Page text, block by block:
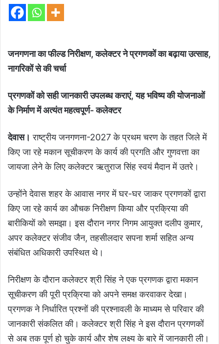
जनगणना का फील्ड निरीक्षण, कलेक्टर ने प्रगणकों का बढ़ाया उत्साह,
नागरिकों से की चर्चा
प्रगणकों को सही जानकारी उपलब्ध कराएं, यह भविष्य की योजनाओं
के निर्माण में अत्यंत महत्वपूर्ण- कलेक्टर
देवास। राष्ट्रीय जनगणना-2027 के प्रथम चरण के तहत जिले में
किए जा रहे मकान सूचीकरण के कार्य की प्रगति और गुणवत्ता का
जायजा लेने के लिए कलेक्टर ऋतुराज सिंह स्वयं मैदान में उतरे।
उन्होंने देवास शहर के आवास नगर में घर-घर जाकर प्रगणकों द्वारा
किए जा रहे कार्य का औचक निरीक्षण किया और प्रक्रिया की
बारीकियों को समझा। इस दौरान नगर निगम आयुक्‍त दलीप कुमार,
अपर कलेक्‍टर संजीव जैन, तहसीलदार सपना शर्मा सहित अन्‍य
संबंधित अधिकारी उपस्थित थे।
निरीक्षण के दौरान कलेक्टर श्री सिंह ने एक प्रगणक द्वारा मकान
सूचीकरण की पूरी प्रक्रिया को अपने समक्ष करवाकर देखा।
प्रगणक ने निर्धारित प्रश्नों की प्रश्नावली के माध्यम से परिवार की
जानकारी संकलित की। कलेक्टर श्री सिंह ने इस दौरान प्रगणकों
से अब तक पूर्ण हो चुके कार्य और शेष लक्ष्य के बारे में जानकारी ली।